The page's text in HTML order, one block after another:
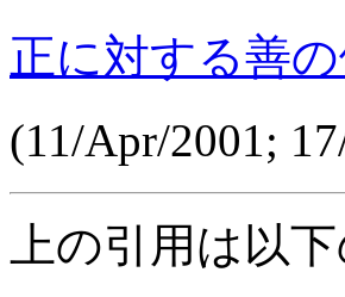
正に対する善
(11/Apr/2001;
上の引用は以